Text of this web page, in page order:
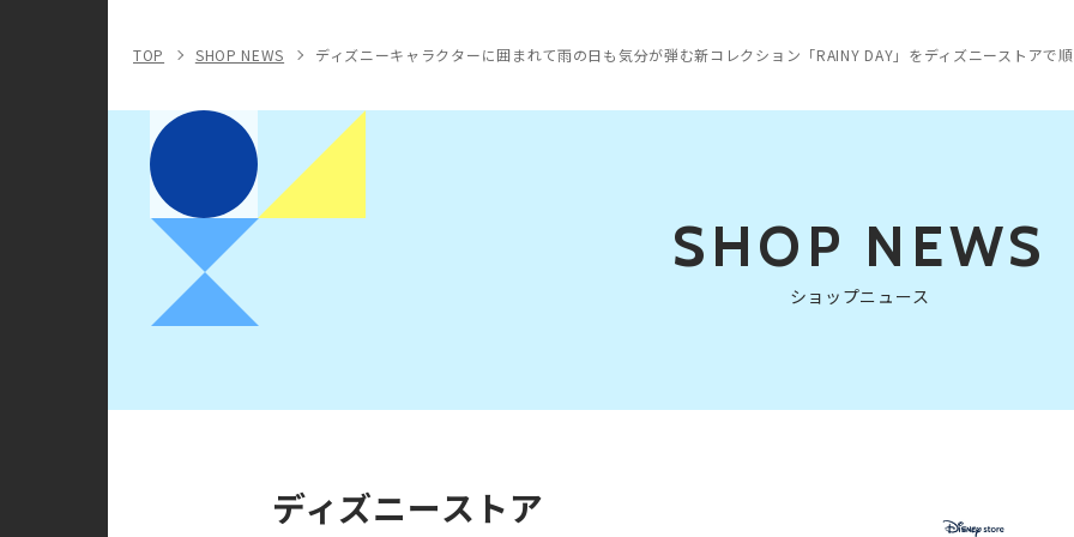
TOP SHOP NEWS ディズニーキャラクターに囲まれて雨の日も気分が弾む新コレクション「RAINY DAY」をディズニーストアで
SHOP NEWS
ショップニュース
ディズニーストア